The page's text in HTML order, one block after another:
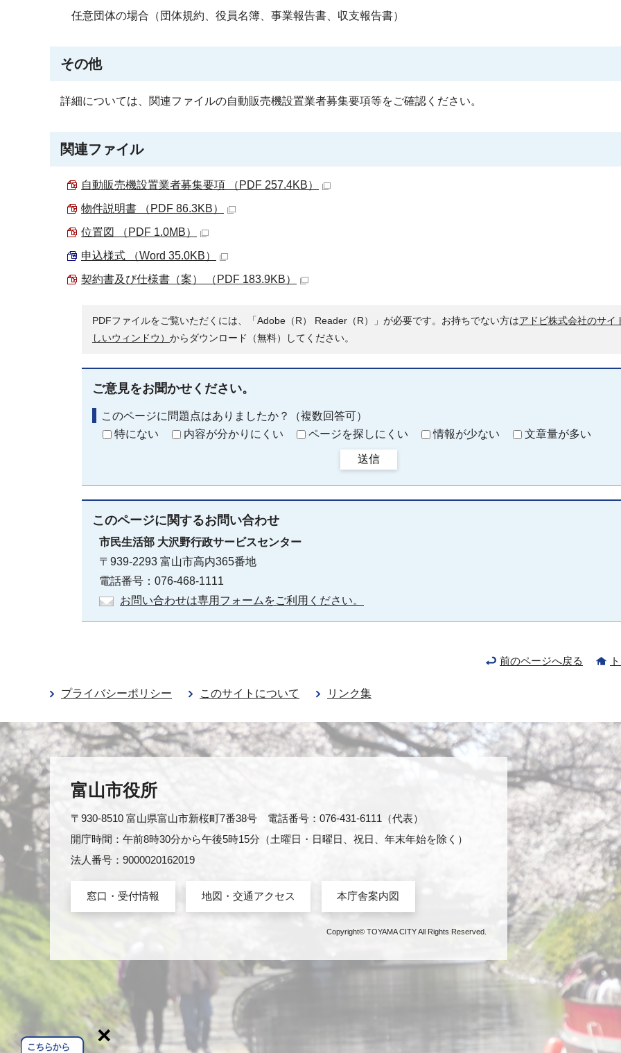
任意団体の場合（団体規約、役員名簿、事業報告書、収支報告書）
その他
詳細については、関連ファイルの自動販売機設置業者募集要項等をご確認ください。
関連ファイル
自動販売機設置業者募集要項 （PDF 257.4KB）
物件説明書 （PDF 86.3KB）
位置図 （PDF 1.0MB）
申込様式 （Word 35.0KB）
契約書及び仕様書（案） （PDF 183.9KB）
PDFファイルをご覧いただくには、「Adobe（R） Reader（R）」が必要です。お持ちでない方はアドビ株式会社のサイ
しいウィンドウ） からダウンロード（無料）してください。
ご意見をお聞かせください。
このページに問題点はありましたか？（複数回答可）
特にない
内容が分かりにくい ページを探しにくい 情報が少ない 文章量が多い
送信
このページに関するお問い合わせ
市民生活部 大沢野行政サービスセンター
〒939-2293 富山市高内365番地
電話番号：076-468-1111
お問い合わせは専用フォームをご利用ください。
前のページへ戻る
プライバシーポリシー このサイトについて リンク集
富山市役所
〒930-8510 富山県富山市新桜町7番38号 電話番号：076-431-6111（代表）
開庁時間：午前8時30分から午後5時15分（土曜日・日曜日、祝日、年末年始を除く）
法人番号：9000020162019
窓口・受付情報 地図・交通アクセス 本庁舎案内図
Copyright© TOYAMA CITY All Rights Reserved.
×